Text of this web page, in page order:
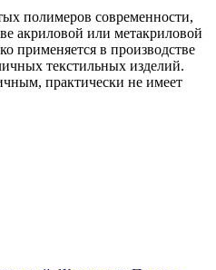
полимеров современности,
акриловой или метакриловой
применяется в производстве
текстильных изделий.
практически не имеет